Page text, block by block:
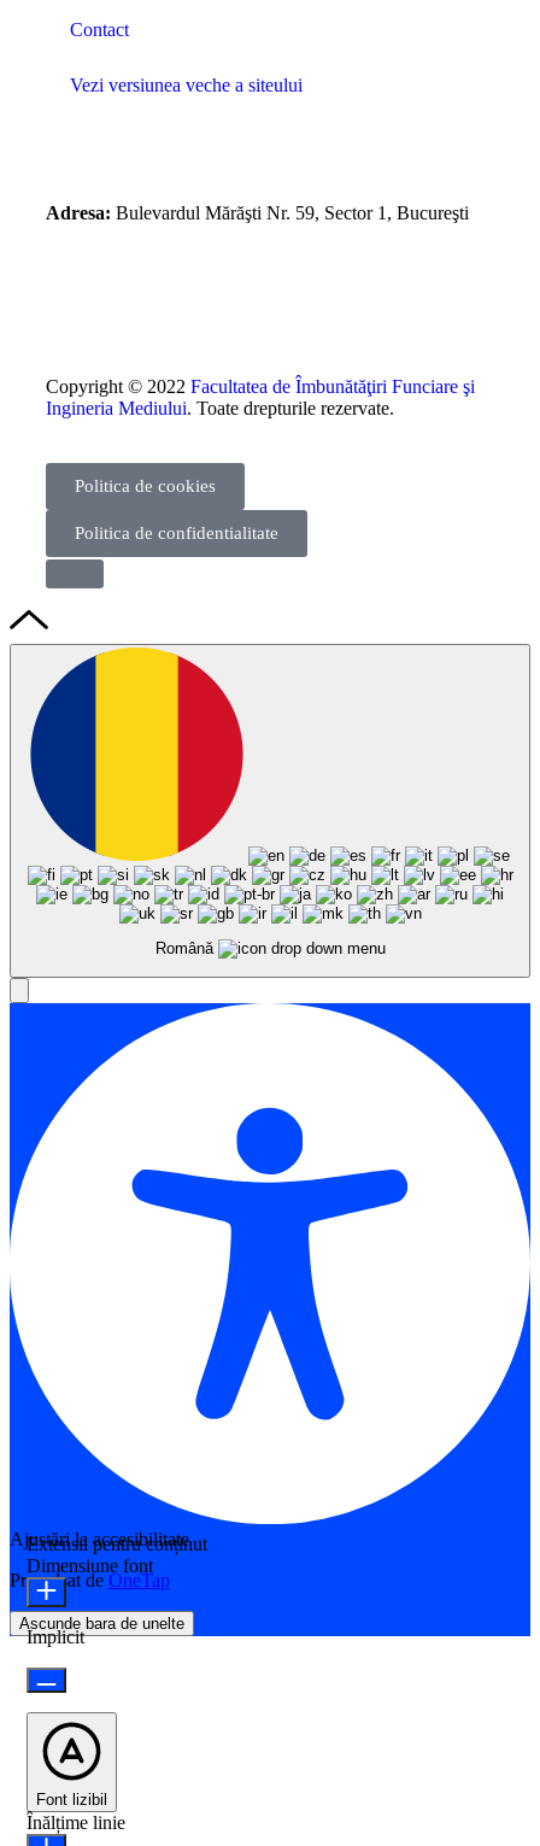
Contact
Vezi versiunea veche a siteului
Adresa: Bulevardul Mărăşti Nr. 59, Sector 1, Bucureşti
Copyright © 2022 Facultatea de Îmbunătăţiri Funciare şi
Ingineria Mediului. Toate drepturile rezervate.
Politica de cookies
Politica de confidentialitate
Română
Ajustări la accesibilitate
Propulsat de OneTap
Ascunde bara de unelte
Extensii pentru conținut
Dimensiune font
Implicit
Font lizibil
Înălțime linie